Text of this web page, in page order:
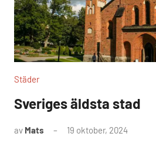
Städer
Sveriges äldsta stad
av Mats 19 oktober, 2024